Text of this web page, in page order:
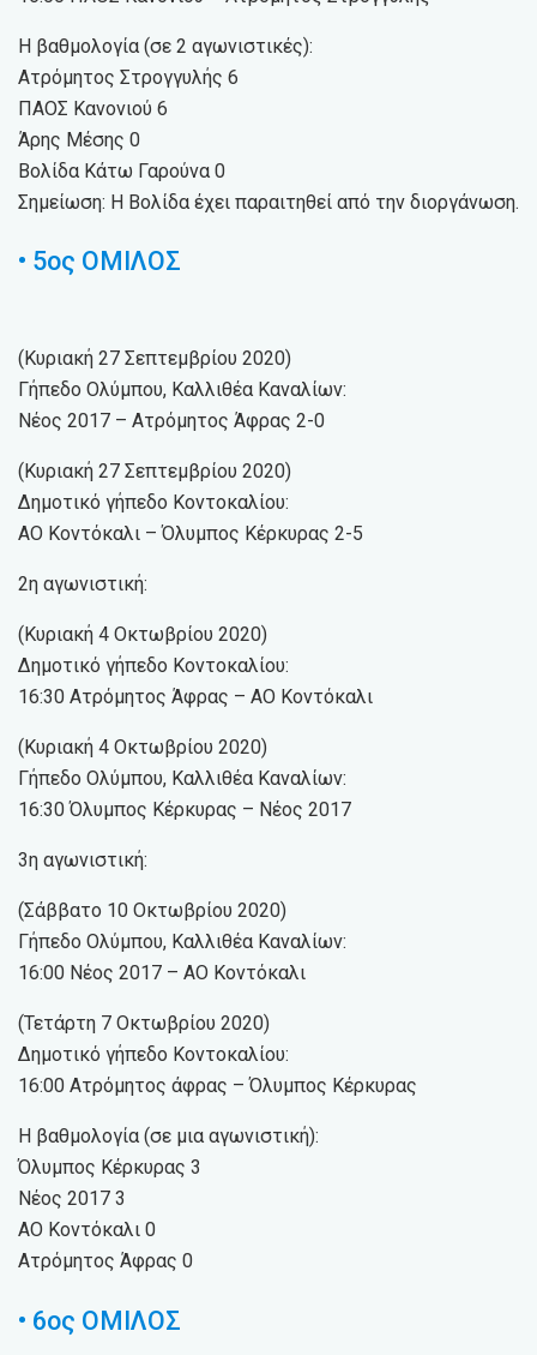
Η βαθμολογία (σε 2 αγωνιστικές):
Ατρόμητος Στρογγυλής 6
ΠΑΟΣ Κανονιού 6
Άρης Μέσης 0
Βολίδα Κάτω Γαρούνα 0
Σημείωση: Η Βολίδα έχει παραιτηθεί από την διοργάνωση.
• 5ος ΟΜΙΛΟΣ
(Κυριακή 27 Σεπτεμβρίου 2020)
Γήπεδο Ολύμπου, Καλλιθέα Καναλίων:
Νέος 2017 – Ατρόμητος Άφρας 2-0
(Κυριακή 27 Σεπτεμβρίου 2020)
Δημοτικό γήπεδο Κοντοκαλίου:
ΑΟ Κοντόκαλι – Όλυμπος Κέρκυρας 2-5
2η αγωνιστική:
(Κυριακή 4 Οκτωβρίου 2020)
Δημοτικό γήπεδο Κοντοκαλίου:
16:30 Ατρόμητος Άφρας – ΑΟ Κοντόκαλι
(Κυριακή 4 Οκτωβρίου 2020)
Γήπεδο Ολύμπου, Καλλιθέα Καναλίων:
16:30 Όλυμπος Κέρκυρας – Νέος 2017
3η αγωνιστική:
(Σάββατο 10 Οκτωβρίου 2020)
Γήπεδο Ολύμπου, Καλλιθέα Καναλίων:
16:00 Νέος 2017 – ΑΟ Κοντόκαλι
(Τετάρτη 7 Οκτωβρίου 2020)
Δημοτικό γήπεδο Κοντοκαλίου:
16:00 Ατρόμητος άφρας – Όλυμπος Κέρκυρας
Η βαθμολογία (σε μια αγωνιστική):
Όλυμπος Κέρκυρας 3
Νέος 2017 3
ΑΟ Κοντόκαλι 0
Ατρόμητος Άφρας 0
• 6ος ΟΜΙΛΟΣ